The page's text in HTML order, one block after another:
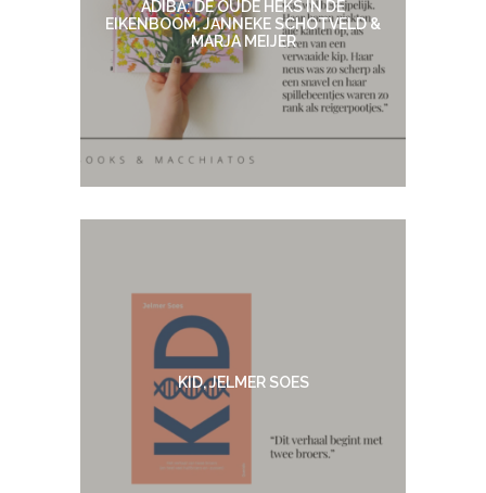
ADIBA: DE OUDE HEKS IN DE
EIKENBOOM, JANNEKE SCHOTVELD &
MARJA MEIJER
KID, JELMER SOES